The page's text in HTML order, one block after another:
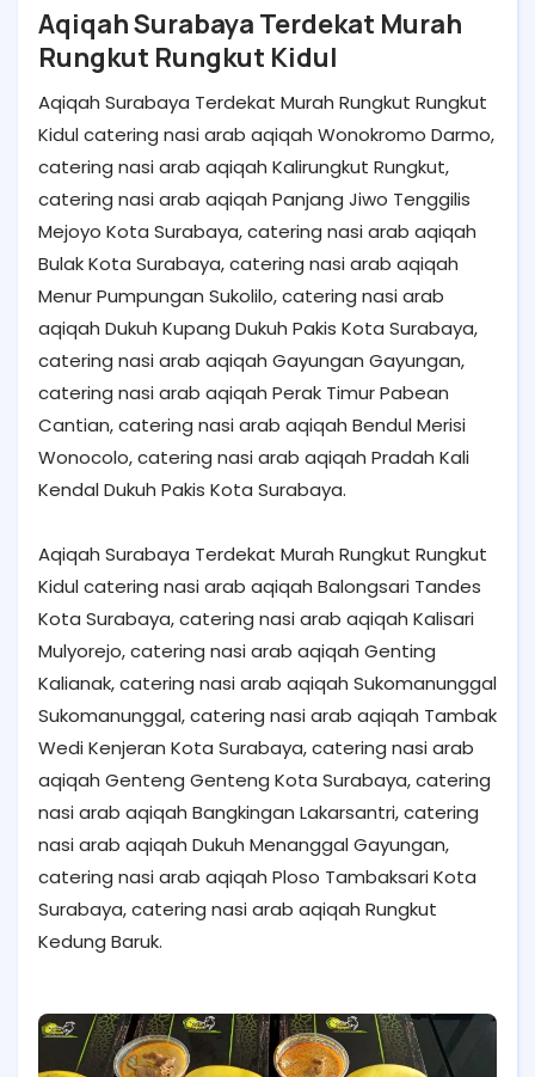
Aqiqah Surabaya Terdekat Murah
Rungkut Rungkut Kidul
Aqiqah Surabaya Terdekat Murah Rungkut Rungkut
Kidul catering nasi arab aqiqah Wonokromo Darmo,
catering nasi arab aqiqah Kalirungkut Rungkut,
catering nasi arab aqiqah Panjang Jiwo Tenggilis
Mejoyo Kota Surabaya, catering nasi arab aqiqah
Bulak Kota Surabaya, catering nasi arab aqiqah
Menur Pumpungan Sukolilo, catering nasi arab
aqiqah Dukuh Kupang Dukuh Pakis Kota Surabaya,
catering nasi arab aqiqah Gayungan Gayungan,
catering nasi arab aqiqah Perak Timur Pabean
Cantian, catering nasi arab aqiqah Bendul Merisi
Wonocolo, catering nasi arab aqiqah Pradah Kali
Kendal Dukuh Pakis Kota Surabaya.
Aqiqah Surabaya Terdekat Murah Rungkut Rungkut
Kidul catering nasi arab aqiqah Balongsari Tandes
Kota Surabaya, catering nasi arab aqiqah Kalisari
Mulyorejo, catering nasi arab aqiqah Genting
Kalianak, catering nasi arab aqiqah Sukomanunggal
Sukomanunggal, catering nasi arab aqiqah Tambak
Wedi Kenjeran Kota Surabaya, catering nasi arab
aqiqah Genteng Genteng Kota Surabaya, catering
nasi arab aqiqah Bangkingan Lakarsantri, catering
nasi arab aqiqah Dukuh Menanggal Gayungan,
catering nasi arab aqiqah Ploso Tambaksari Kota
Surabaya, catering nasi arab aqiqah Rungkut
Kedung Baruk.